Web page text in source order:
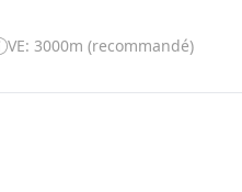
VE: 3000m (recommandé)